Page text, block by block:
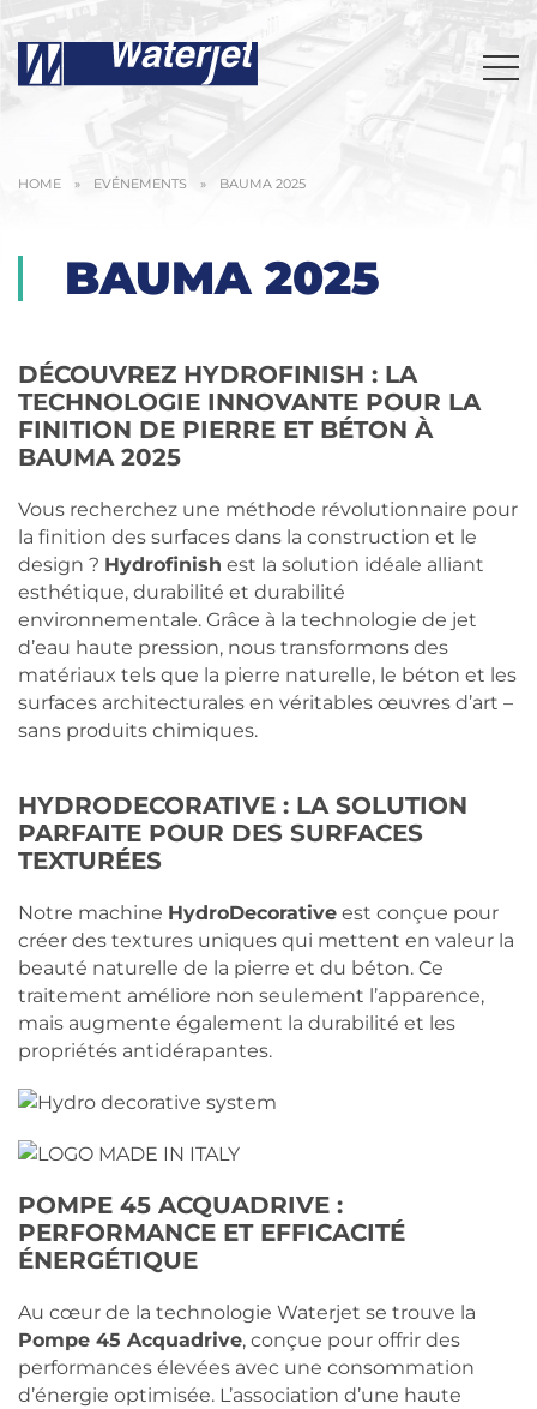
HOME » EVÉNEMENTS » BAUMA 2025
BAUMA 2025
DÉCOUVREZ HYDROFINISH : LA
TECHNOLOGIE INNOVANTE POUR LA
FINITION DE PIERRE ET BÉTON À
BAUMA 2025
Vous recherchez une méthode révolutionnaire pour
la finition des surfaces dans la construction et le
design ? Hydrofinish est la solution idéale alliant
esthétique, durabilité et durabilité
environnementale. Grâce à la technologie de jet
d’eau haute pression, nous transformons des
matériaux tels que la pierre naturelle, le béton et les
surfaces architecturales en véritables œuvres d’art –
sans produits chimiques.
HYDRODECORATIVE : LA SOLUTION
PARFAITE POUR DES SURFACES
TEXTURÉES
Notre machine HydroDecorative est conçue pour
créer des textures uniques qui mettent en valeur la
beauté naturelle de la pierre et du béton. Ce
traitement améliore non seulement l’apparence,
mais augmente également la durabilité et les
propriétés antidérapantes.
POMPE 45 ACQUADRIVE :
PERFORMANCE ET EFFICACITÉ
ÉNERGÉTIQUE
Au cœur de la technologie Waterjet se trouve la
Pompe 45 Acquadrive, conçue pour offrir des
performances élevées avec une consommation
d’énergie optimisée. L’association d’une haute